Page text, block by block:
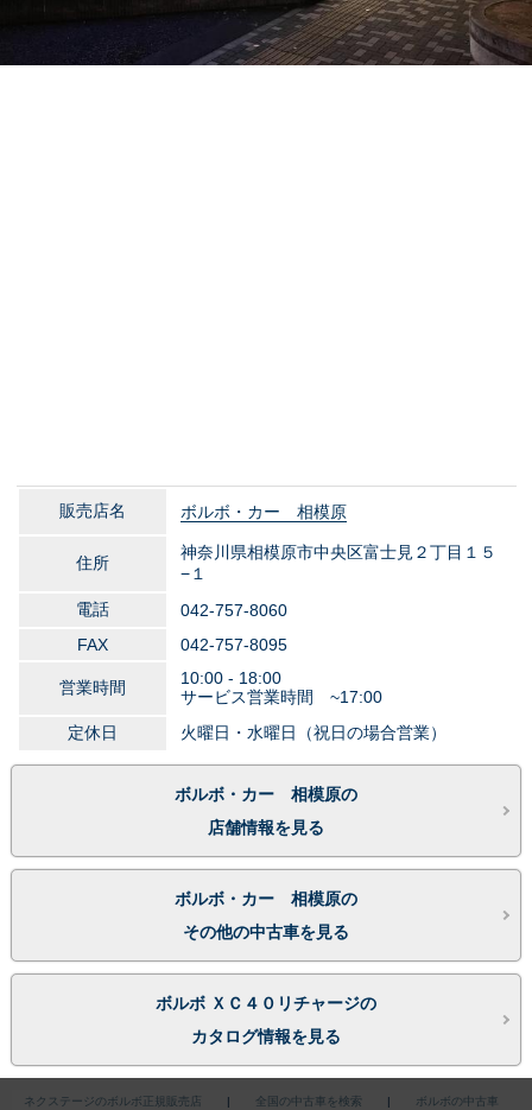
販売店名 ボルボ・カー 相模原
住所
神奈川県相模原市中央区富士見２丁目１５
−１
電話
042-757-8060
FAX
042-757-8095
営業時間
10:00 - 18:00
サービス営業時間 ~17:00
定休日
火曜日・水曜日（祝日の場合営業）
ボルボ・カー 相模原の
店舗情報を見る
ボルボ・カー 相模原の
その他の中古車を見る
ボルボ ＸＣ４０リチャージの
カタログ情報を見る
ネクステージのボルボ正規販売店 | 全国の中古車を検索 | ボルボの中古車